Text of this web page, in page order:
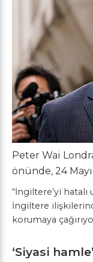
Peter Wai
önünde, 24
“İngiltere’yi
İngiltere
korumaya
‘Siyasi